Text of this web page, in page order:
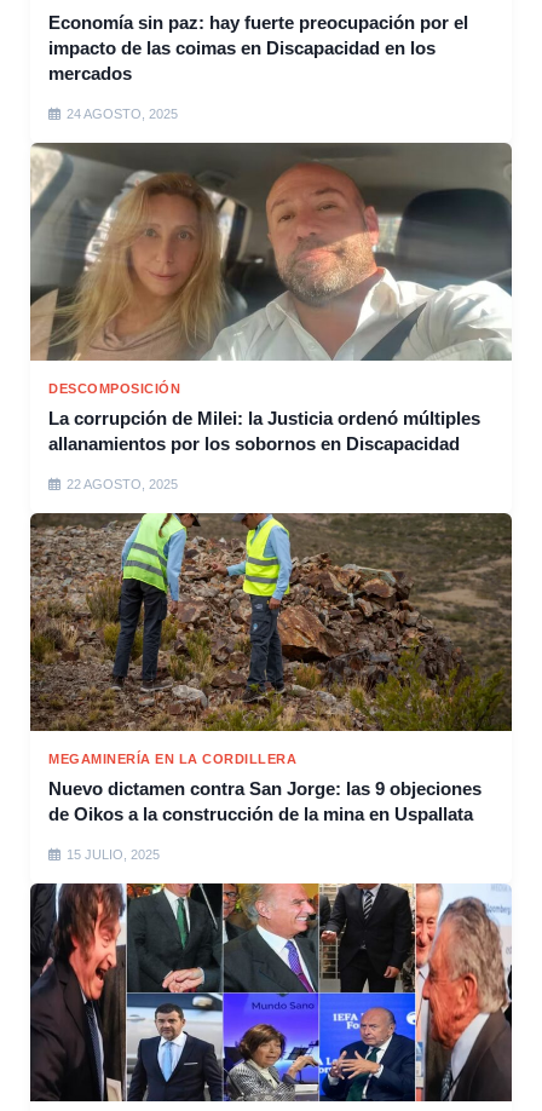
Economía sin paz: hay fuerte preocupación por el
impacto de las coimas en Discapacidad en los
mercados
24 AGOSTO, 2025
DESCOMPOSICIÓN
La corrupción de Milei: la Justicia ordenó múltiples
allanamientos por los sobornos en Discapacidad
22 AGOSTO, 2025
MEGAMINERÍA EN LA CORDILLERA
Nuevo dictamen contra San Jorge: las 9 objeciones
de Oikos a la construcción de la mina en Uspallata
15 JULIO, 2025